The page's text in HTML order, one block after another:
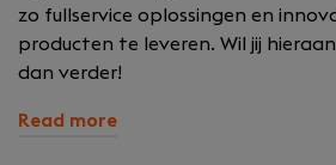
zo fullservice oplossingen en
producten te leveren. Wil jij
dan verder!
Read more